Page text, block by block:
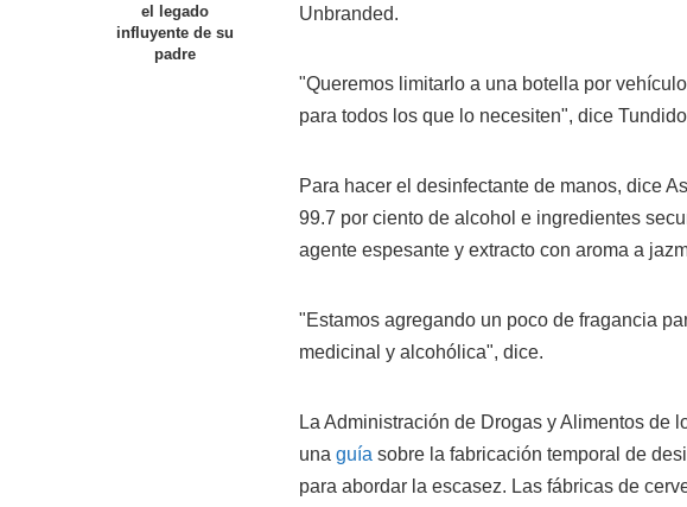
el legado
influyente de su
padre
Unbranded.
"Queremos limitarlo a una botella por
para todos los que lo necesiten", dice
Para hacer el desinfectante de manos, dice
99.7 por ciento de alcohol e ingredientes
agente espesante y extracto con aroma a
"Estamos agregando un poco de fragancia
medicinal y alcohólica", dice.
La Administración de Drogas y Alimentos de
una guía sobre la fabricación temporal de
para abordar la escasez. Las fábricas de